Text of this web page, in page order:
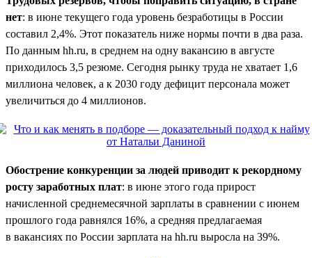
нет: в июне текущего года уровень безработицы в России
составил 2,4%. Этот показатель ниже нормы почти в два раза.
По данным hh.ru, в среднем на одну вакансию в августе
приходилось 3,5 резюме. Сегодня рынку труда не хватает 1,6
миллиона человек, а к 2030 году дефицит персонала может
увеличиться до 4 миллионов.
Обострение конкуренции за людей приводит к рекордному
росту заработных плат: в июне этого года прирост
начисленной среднемесячной зарплаты в сравнении с июнем
прошлого года равнялся 16%, а средняя предлагаемая
в вакансиях по России зарплата на hh.ru выросла на 39%.